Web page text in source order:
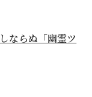
ならぬ「幽霊ツ